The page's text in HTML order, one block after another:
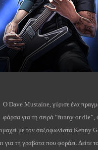
Ο Dave Mustaine, γύρισε ένα
φάρσα για τη σειρά “funny or die”,
με τον σαξοφωνίστα Kenny
τη γραβάτα που φοράει. Δείτε το